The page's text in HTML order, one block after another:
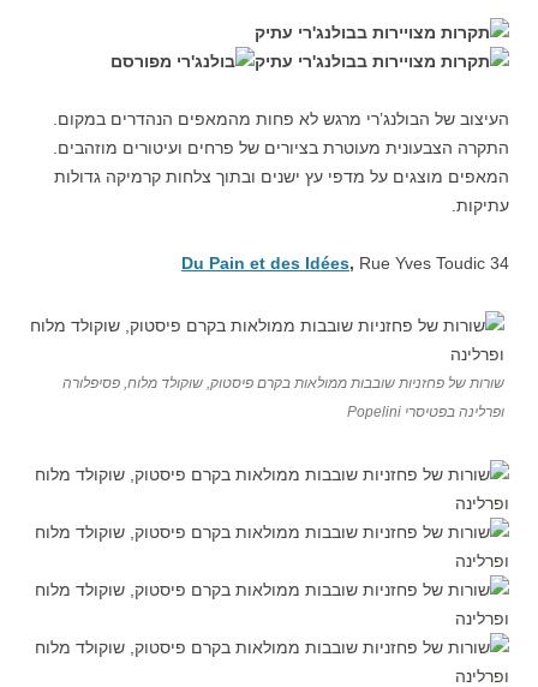
העיצוב של הבולנג’רי מרגש לא פחות מהמאפים הנהדרים במקום.
התקרה הצבעונית מעוטרת בציורים של פרחים ועיטורים מוזהבים.
המאפים מוצגים על מדפי עץ ישנים ובתוך צלחות קרמיקה גדולות
עתיקות.
Du Pain et des Idées, Rue Yves Toudic 34
שורות של פחזניות שובבות ממולאות בקרם פיסטוק, שוקולד מלוח, פסיפלורה
ופרלינה בפטיסרי Popelini